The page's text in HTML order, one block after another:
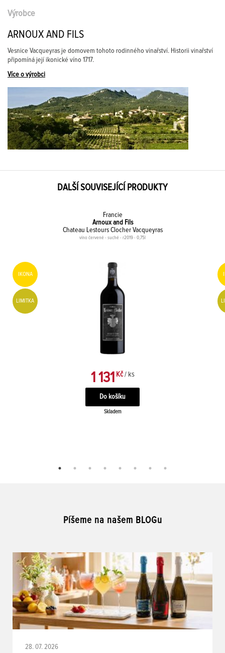
Výrobce
ARNOUX AND FILS
Vesnice Vacqueyras je domovem tohoto rodinného vinařství. Historii vinařství
připomíná její ikonické víno 1717.
Více o výrobci
DALŠÍ SOUVISEJÍCÍ PRODUKTY
Francie
Arnoux and Fils
Chateau Lestours Clocher Vacqueyras
víno červené - suché - r2019 - 0,75l
IKONA
LIMITKA
1 131 Kč / ks
Skladem
Píšeme na našem BLOGu
28. 07. 2026